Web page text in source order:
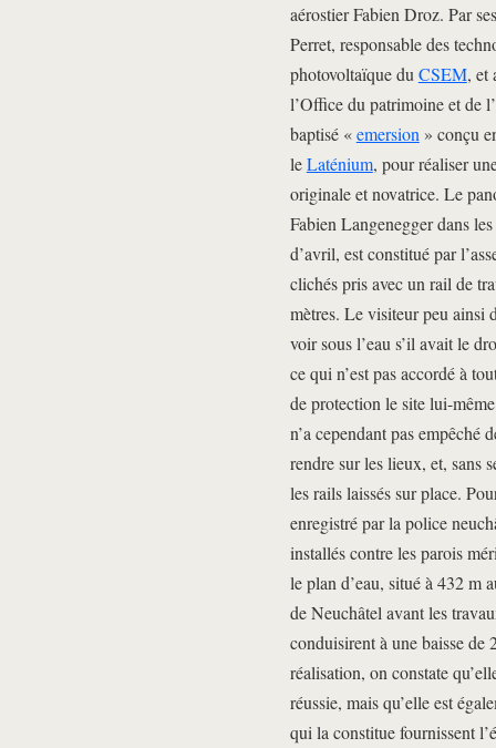
aérostier Fabien Droz. Par
Perret, responsable des
photovoltaïque du CSEM, et
l’Office du patrimoine et de
baptisé «emersion » conçu
leLaténium, pour réaliser
originale et novatrice. Le
Fabien Langenegger dans
d’avril, est constitué par
clichés pris avec un rail de
mètres. Le visiteur peu ainsi
voir sous l’eau s’il avait le
ce qui n’est pas accordé à
de protection le site lui-
n’a cependant pas empêché
rendre sur les lieux, et, sans
les rails laissés sur place.
enregistré par la police
installés contre les parois
le plan d’eau, situé à 432 m
de Neuchâtel avant les
conduisirent à une baisse de
réalisation, on constate
réussie, mais qu’elle est
qui la constitue fournissent